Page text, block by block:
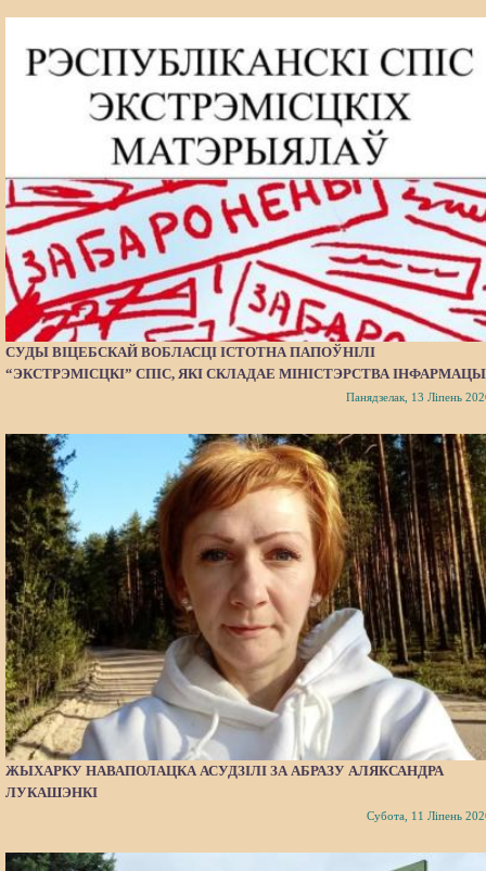
СУДЫ ВІЦЕБСКАЙ ВОБЛАСЦІ ІСТОТНА ПАПОЎНІЛІ
“ЭКСТРЭМІСЦКІ” СПІС, ЯКІ СКЛАДАЕ МІНІСТЭРСТВА
Панядзелак, 13 Ліпень
ЖЫХАРКУ НАВАПОЛАЦКА АСУДЗІЛІ ЗА АБРАЗУ АЛЯКСАНДРА
ЛУКАШЭНКІ
Субота, 11 Ліпень